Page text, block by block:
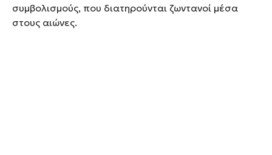
συμβολισμούς, που διατηρούνται ζωντανοί μέσα
στους αιώνες.